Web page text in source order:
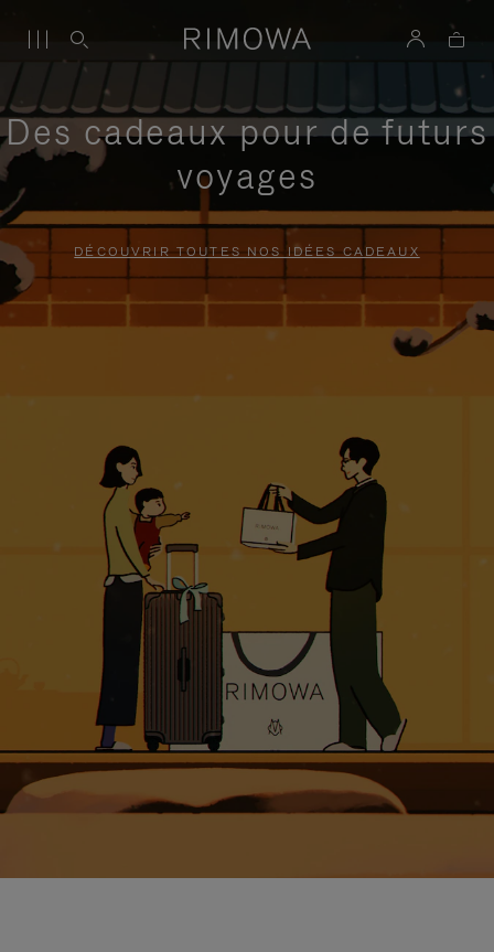
Des cadeaux pour de futurs
voyages
DÉCOUVRIR TOUTES NOS IDÉES CADEAUX